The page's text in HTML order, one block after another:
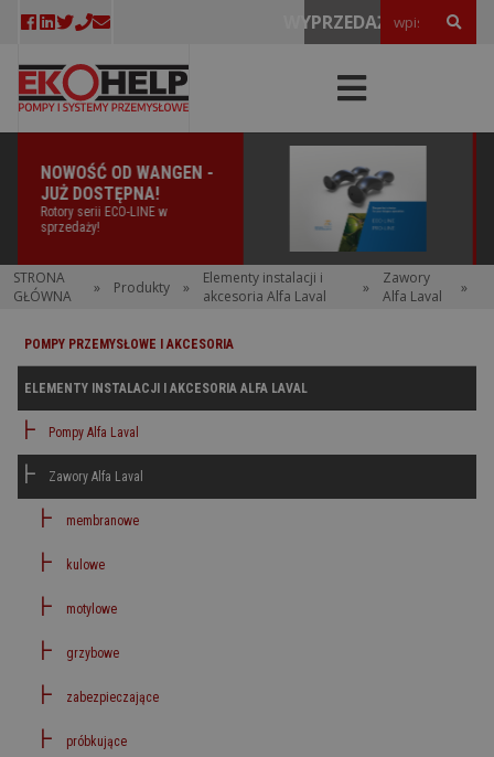
WYPRZEDAŻE!
-
NOWOŚĆ OD ARO -
DOSTĘPNA!
Elektryczna pompa
oficjalnie w sprzedaży!!!
STRONA
GŁÓWNA
» Produkty »
Elementy instalacji i
akcesoria Alfa Laval
»
Zawory
Alfa Laval
»
POMPY PRZEMYSŁOWE I AKCESORIA
ELEMENTY INSTALACJI I AKCESORIA ALFA LAVAL
Pompy Alfa Laval
Zawory Alfa Laval
membranowe
kulowe
motylowe
grzybowe
zabezpieczające
próbkujące